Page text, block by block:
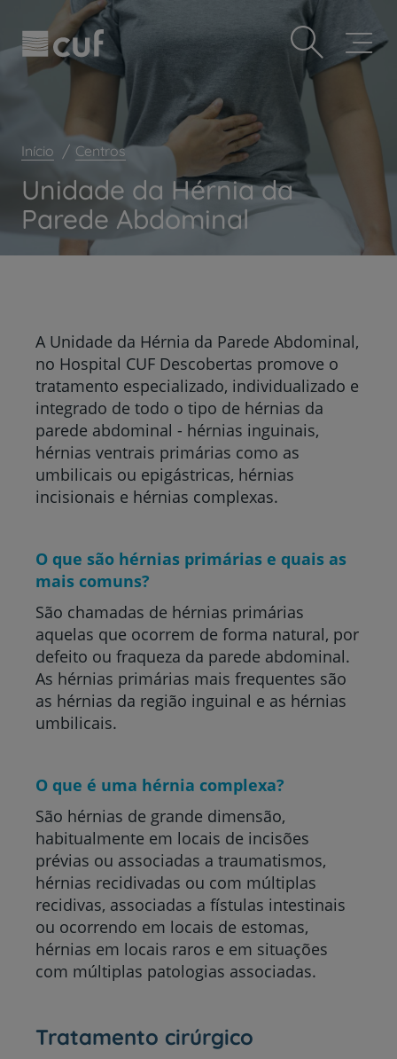
este
site
inclui
acessibilidade.
para
conteúdo
principal
Prevenção e bem-estar
Grandes Áreas da Saúde
Serviços CUF
Plano +CUF
My CUF
Clientes e acompanhantes
CUF Academic Center
Para profissionais
Início Centros
Unidade da Hérnia da
Parede Abdominal
A Unidade da Hérnia da Parede Abdominal,
no Hospital CUF Descobertas promove o
tratamento especializado, individualizado e
integrado de todo o tipo de hérnias da
parede abdominal - hérnias inguinais,
hérnias ventrais primárias como as
umbilicais ou epigástricas, hérnias
incisionais e hérnias complexas.
O que são hérnias primárias e quais as
mais comuns?
São chamadas de hérnias primárias
aquelas que ocorrem de forma natural, por
defeito ou fraqueza da parede abdominal.
As hérnias primárias mais frequentes são
as hérnias da região inguinal e as hérnias
umbilicais.
O que é uma hérnia complexa?
São hérnias de grande dimensão,
habitualmente em locais de incisões
prévias ou associadas a traumatismos,
hérnias recidivadas ou com múltiplas
recidivas, associadas a fístulas intestinais
ou ocorrendo em locais de estomas,
hérnias em locais raros e em situações
com múltiplas patologias associadas.
Tratamento cirúrgico